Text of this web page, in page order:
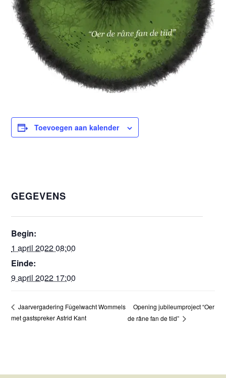
Toevoegen aan kalender
GEGEVENS
Begin:
1 april 2022 08:00
Einde:
9 april 2022 17:00
Jaarvergadering Fûgelwacht Wommels
met gastspreker Astrid Kant
Opening jubileumproject “Oer
de râne fan de tiid”